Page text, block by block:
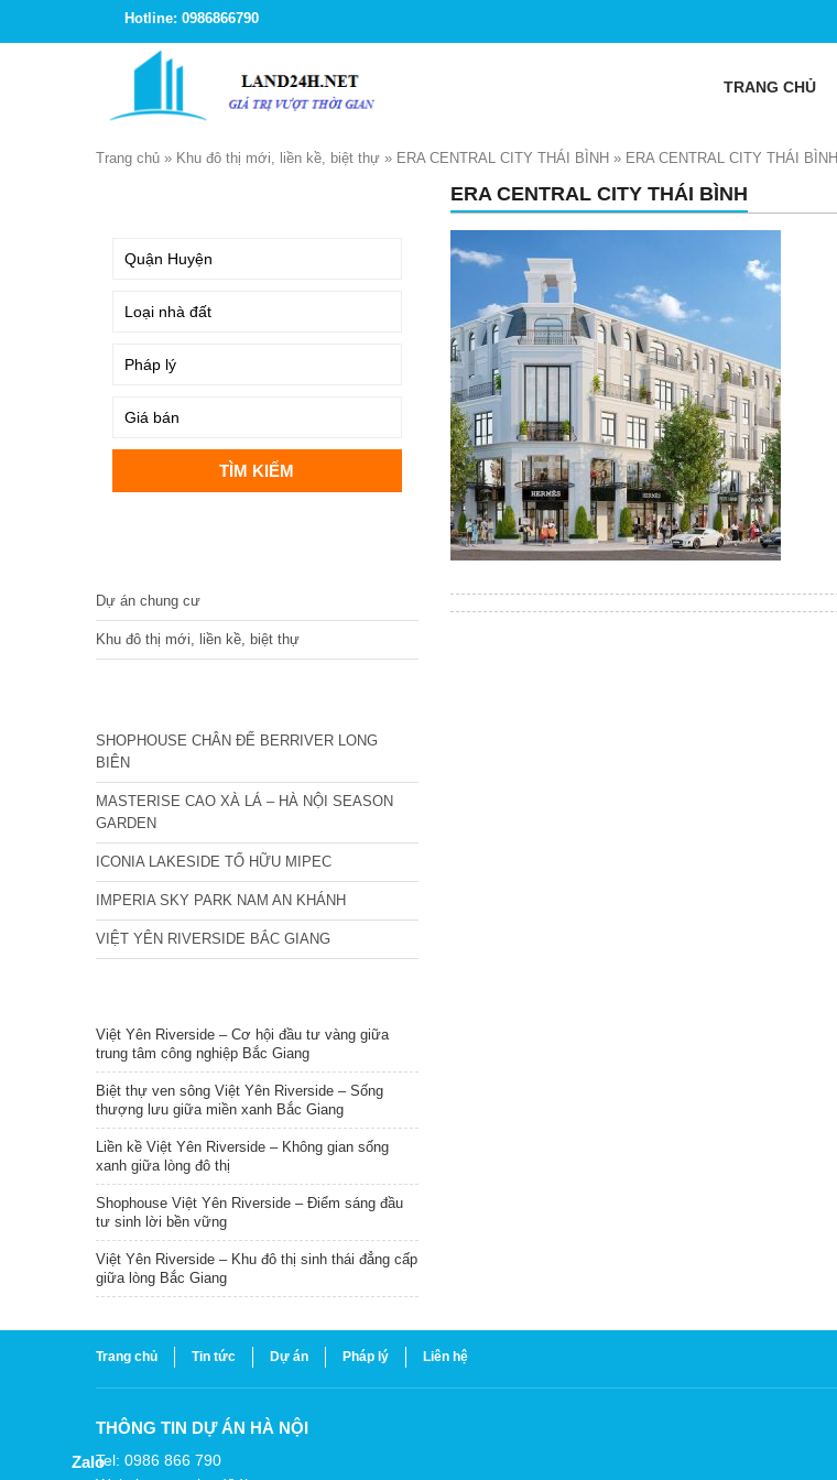
Hotline: 0986866790
TRANG CHỦ
Trang chủ » Khu đô thị mới, liền kề, biệt thự » ERA CENTRAL CITY THÁI BÌNH » ERA CENTRAL CITY THÁI BÌNH
ERA CENTRAL CITY THÁI BÌNH
Dự án chung cư
Khu đô thị mới, liền kề, biệt thự
SHOPHOUSE CHÂN ĐẾ BERRIVER LONG
BIÊN
MASTERISE CAO XÀ LÁ – HÀ NỘI SEASON
GARDEN
ICONIA LAKESIDE TỐ HỮU MIPEC
IMPERIA SKY PARK NAM AN KHÁNH
VIỆT YÊN RIVERSIDE BẮC GIANG
Việt Yên Riverside – Cơ hội đầu tư vàng giữa
trung tâm công nghiệp Bắc Giang
Biệt thự ven sông Việt Yên Riverside – Sống
thượng lưu giữa miền xanh Bắc Giang
Liền kề Việt Yên Riverside – Không gian sống
xanh giữa lòng đô thị
Shophouse Việt Yên Riverside – Điểm sáng đầu
tư sinh lời bền vững
Việt Yên Riverside – Khu đô thị sinh thái đẳng cấp
giữa lòng Bắc Giang
Trang chủ Tin tức Dự án Pháp lý Liên hệ
THÔNG TIN DỰ ÁN HÀ NỘI
Tel: 0986 866 790
Zalo